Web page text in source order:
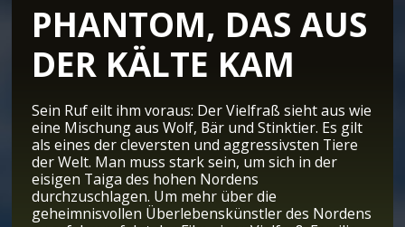
PHANTOM, DAS AUS
DER KÄLTE KAM
Sein Ruf eilt ihm voraus: Der Vielfraß sieht aus wie
eine Mischung aus Wolf, Bär und Stinktier. Es gilt
als eines der cleversten und aggressivsten Tiere
der Welt. Man muss stark sein, um sich in der
eisigen Taiga des hohen Nordens
durchzuschlagen. Um mehr über die
geheimnisvollen Überlebenskünstler des Nordens